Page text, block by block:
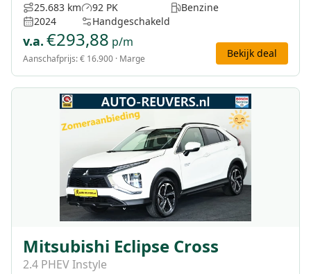
25.683 km
2024
92 PK
Handgeschakeld
Benzine
v.a. €293,88 p/m
Aanschafprijs:€ 16.900 · Marge Bekijk deal
Mitsubishi Eclipse Cross
2.4 PHEV Instyle